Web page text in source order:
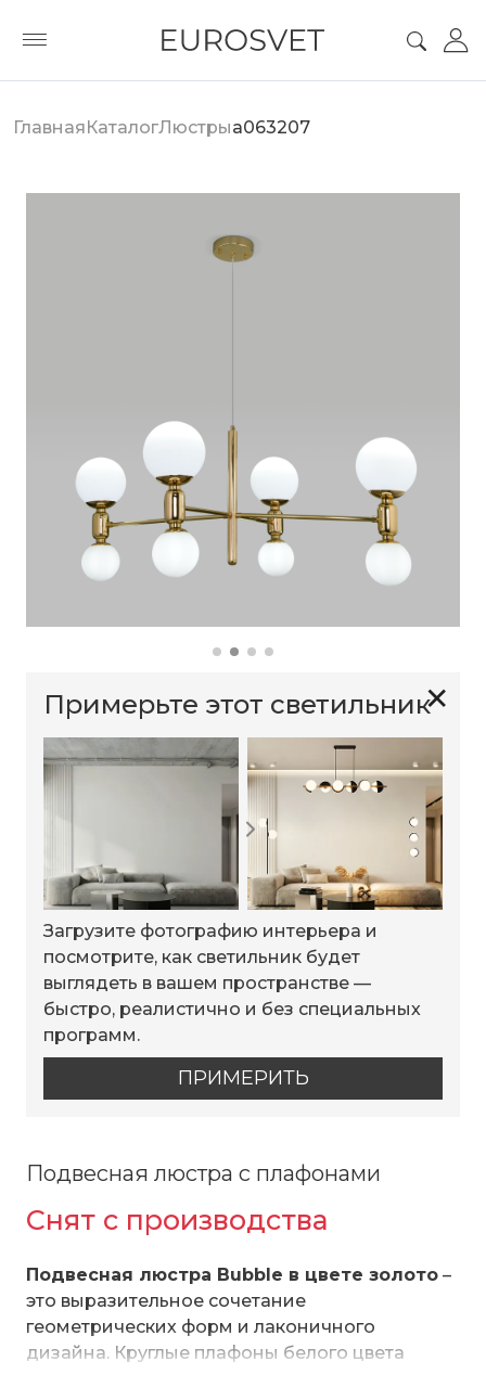
ГлавнаяКаталогЛюстрыa063207
✕
Примерьте этот светильник
Загрузите фотографию интерьера и
посмотрите, как светильник будет
выглядеть в вашем пространстве —
быстро, реалистично и без специальных
программ.
ПРИМЕРИТЬ
Подвесная люстра с плафонами
Снят с производства
Подвесная люстра Bubble в цвете золото –
это выразительное сочетание
геометрических форм и лаконичного
дизайна. Круглые плафоны белого цвета